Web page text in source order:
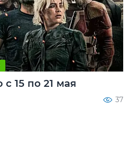
с 15 по 21 мая
37